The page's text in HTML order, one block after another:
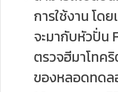
การใช้งาน โด
จะมากับหัวปั่น
ตรวจฮีมาโทค
ของหลอดทดล